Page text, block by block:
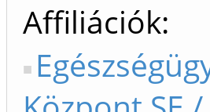
Affiliációk